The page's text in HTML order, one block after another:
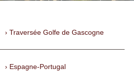
Traversée Golfe de Gascogne
Espagne-Portugal